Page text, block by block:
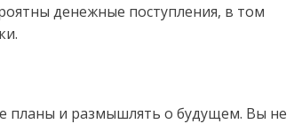
денежные поступления, в том
планы и размышлять о будущем. Вы не